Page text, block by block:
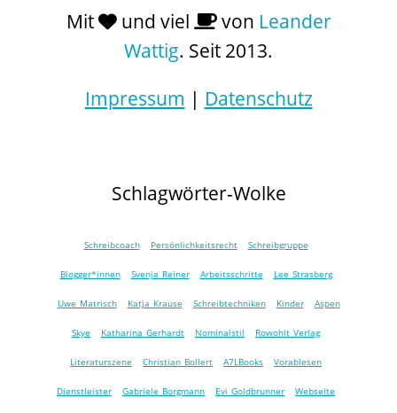
Mit und viel von Leander
Wattig. Seit 2013.
Impressum | Datenschutz
Schlagwörter-Wolke
Schreibcoach Persönlichkeitsrecht Schreibgruppe
Blogger*innen Svenja Reiner Arbeitsschritte Lee Strasberg
Uwe Matrisch Katja Krause Schreibtechniken Kinder Aspen
Skye Katharina Gerhardt Nominalstil Rowohlt Verlag
Literaturszene Christian Bollert A7LBooks Vorablesen
Dienstleister Gabriele Borgmann Evi Goldbrunner Webseite